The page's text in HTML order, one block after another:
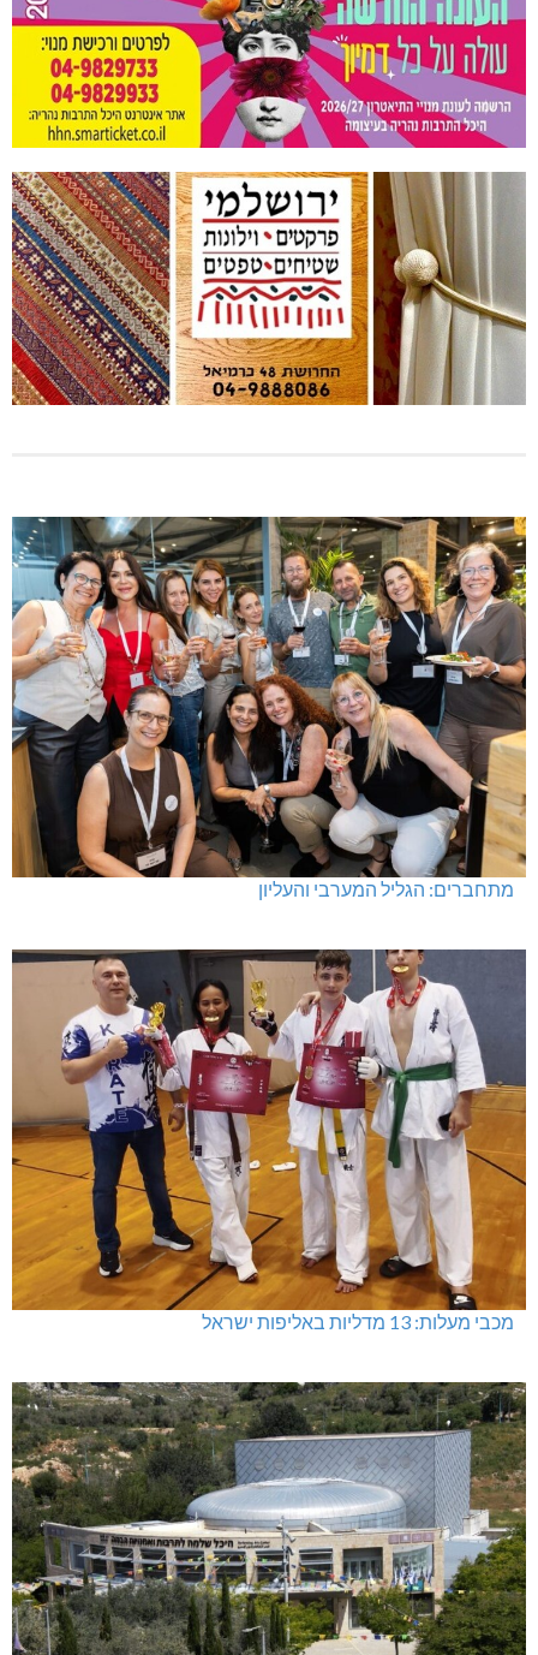
מתחברים: הגליל המערבי והעליון
מכבי מעלות: 13 מדליות באליפות ישראל